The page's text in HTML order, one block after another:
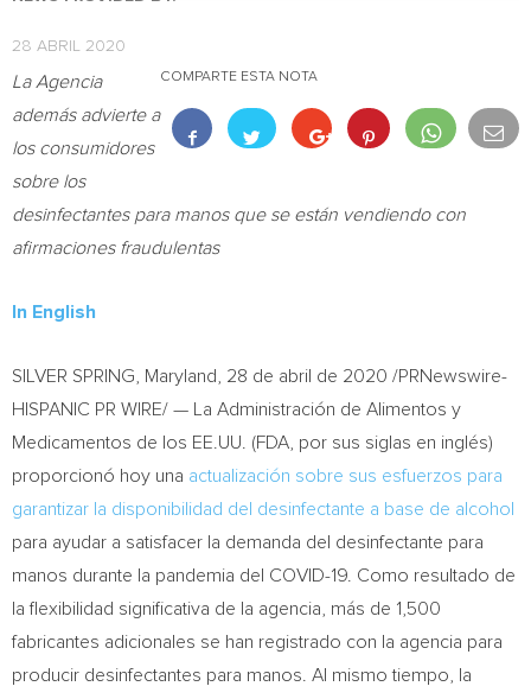
28 ABRIL 2020
COMPARTE ESTA NOTA
La Agencia
además advierte a
los consumidores
sobre los
desinfectantes para manos que se están vendiendo con
afirmaciones fraudulentas
In English
SILVER SPRING, Maryland, 28 de abril de 2020 /PRNewswire-
HISPANIC PR WIRE/ — La Administración de Alimentos y
Medicamentos de los EE.UU. (FDA, por sus siglas en inglés)
proporcionó hoy una actualización sobre sus esfuerzos para
garantizar la disponibilidad del desinfectante a base de alcohol
para ayudar a satisfacer la demanda del desinfectante para
manos durante la pandemia del COVID-19. Como resultado de
la flexibilidad significativa de la agencia, más de 1,500
fabricantes adicionales se han registrado con la agencia para
producir desinfectantes para manos. Al mismo tiempo, la